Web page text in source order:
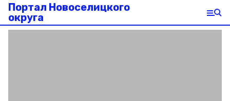
Портал Новоселицкого
округа